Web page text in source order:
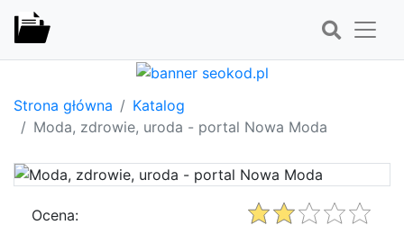
Strona główna
Katalog
Moda, zdrowie, uroda - portal Nowa Moda
Ocena: